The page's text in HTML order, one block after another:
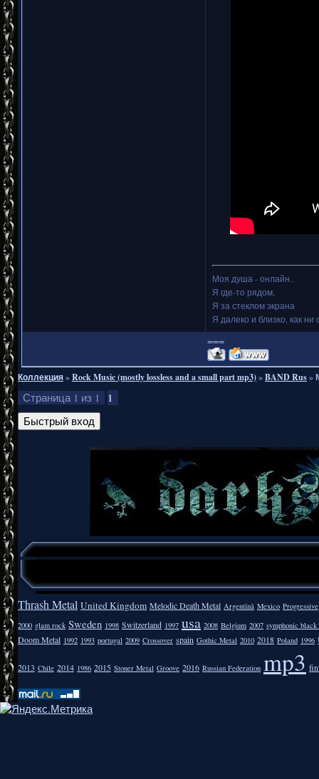
Моя душа - онлайн..
Я где-то рядом,
Я за стеклом экрана
Я далеко и близко, как ни
===
Коллекция»Rock Music (mostly lossless and a small part mp3)»BAND Rus»
Страница 1 из 1 1
Thrash Metal United Kingdom Melodic Death Metal Argentīnā Mexico Progressive
2000 glam rock Sweden 1998 Switzerland 1997 usa 2008 Belgium 2007 symphonic
Doom Metal 1992 1993 portugal 2009 Crossover spain Gothic Metal 2010 2018 Poland 1996
2013 Chile 2014 1986 2015 Stoner Metal Groove 2016 Russian Federation mp3